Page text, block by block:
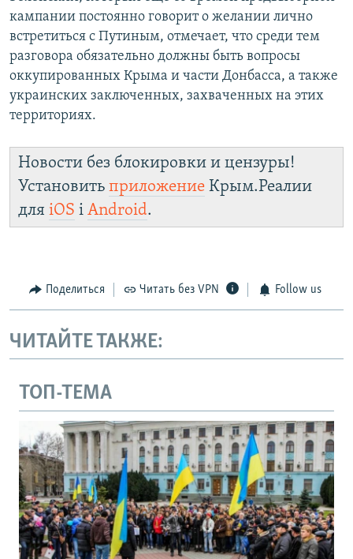
кампании постоянно говорит о желании лично
встретиться с Путиным, отмечает, что среди тем
разговора обязательно должны быть вопросы
оккупированных Крыма и части Донбасса, а также
украинских заключенных, захваченных на этих
территориях.
Новости без блокировки и цензуры!
Установить приложение Крым.Реалии
для iOS і Android.
Поделиться Читать без VPN Follow us
ЧИТАЙТЕ ТАКЖЕ:
ТОП-ТЕМА